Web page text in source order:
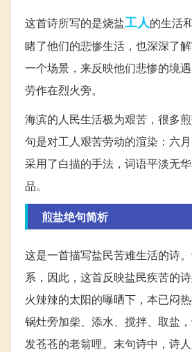
这首诗所写的是烧盐工人的生活
睹了他们的悲惨生活，也深深了
一个场景，来反映他们悲惨的境
劳作在烈火旁。
海滨的人民生活极为艰苦，很多
句是对工人艰苦劳动的渲染：六
采用了白描的手法，词语平淡无
品。
煎盐绝句简析
这是一首描写盐民苦难生活的诗
系，因此，这首反映盐民疾苦的
火辣辣的太阳的曝晒下，本已闷
锅灶旁加柴、添水、搅拌、取盐
发苍苍的老翁哩。末句诗中，诗